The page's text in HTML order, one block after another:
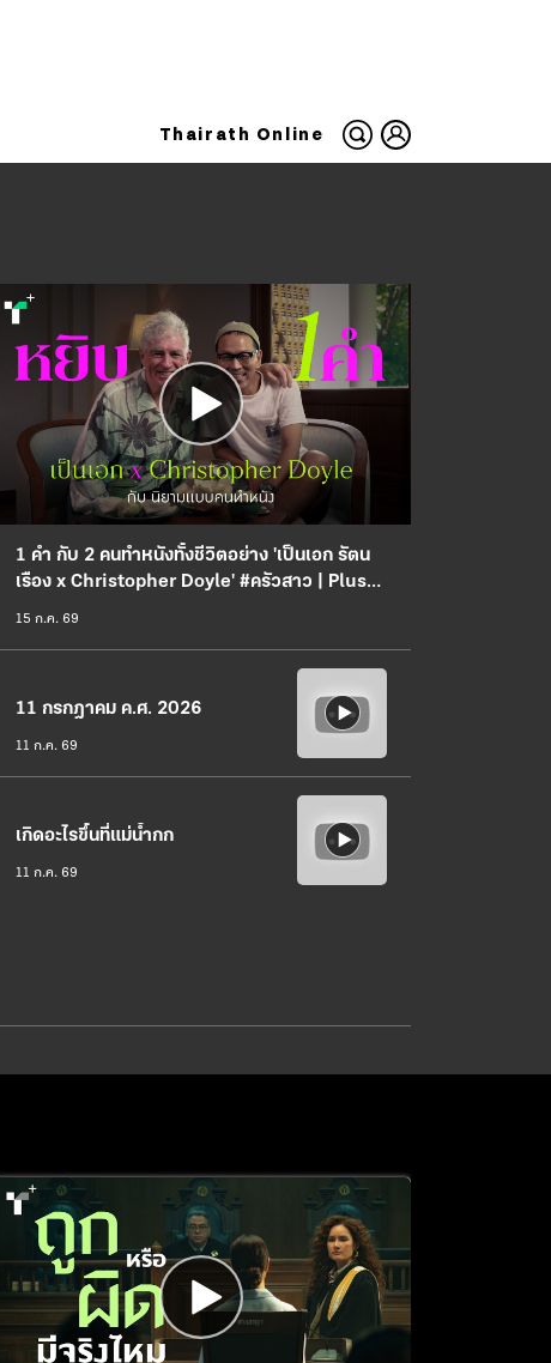
Thairath Online
1 คำ กับ 2 คนทำหนังทั้งชีวิตอย่าง 'เป็นเอก รัตน
เรือง x Christopher Doyle' #ครัวสาว | Plus+
Interview
15 ก.ค. 69
11 กรกฎาคม ค.ศ. 2026
11 ก.ค. 69
เกิดอะไรขึ้นที่แม่น้ำกก
11 ก.ค. 69